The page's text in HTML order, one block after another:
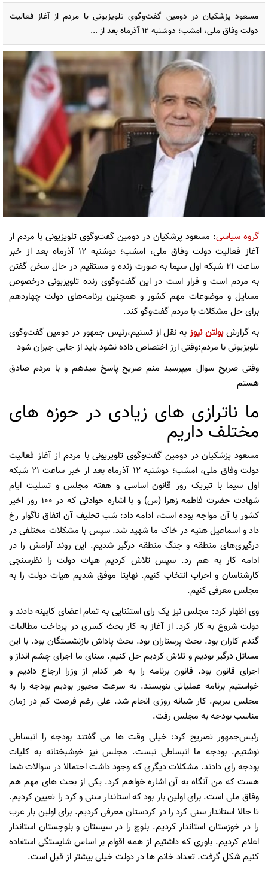
مسعود پزشکیان در دومین گفت‌وگوی تلویزیونی با مردم از آغاز فعالیت
دولت وفاق ملی، امشب؛ دوشنبه ۱۲ آذرماه بعد از ...
گروه سیاسی: مسعود پزشکیان در دومین گفت‌وگوی تلویزیونی با مردم از
آغاز فعالیت دولت وفاق ملی، امشب؛ دوشنبه ۱۲ آذرماه بعد از خبر
ساعت ۲۱ شبکه اول سیما به صورت زنده و مستقیم در حال سخن گفتن
به مردم است و قرار است در این گفت‌وگوی زنده تلویزیونی درخصوص
مسایل و موضوعات مهم کشور و همچنین برنامه‌های دولت چهاردهم
برای حل مشکلات با مردم گفت‌وگو کند.
به گزارشبولتن نیوزبه نقل از تسنیم،رئیس جمهور در دومین گفت‌وگوی
تلویزیونی با مردم:وقتی ارز اختصاص داده نشود باید از جایی جبران شود
وقتی صریح سوال میپرسید منم صریح پاسخ میدهم و با مردم صادق
هستم
ما ناترازی های زیادی در حوزه های
مختلف داریم
مسعود پزشکیان در دومین گفت‌وگوی تلویزیونی با مردم از آغاز فعالیت
دولت وفاق ملی، امشب؛ دوشنبه ۱۲ آذرماه بعد از خبر ساعت ۲۱ شبکه
اول سیما با تبریک روز قانون اساسی و هفته مجلس و تسلیت ایام
شهادت حضرت فاطمه زهرا (س) و با اشاره حوادثی که در ۱۰۰ روز اخیر
کشور با آن مواجه بوده است، ادامه داد: شب تحلیف آن اتفاق ناگوار رخ
داد و اسماعیل هنیه در خاک ما شهید شد. سپس با مشکلات مختلفی در
درگیری‌های منطقه و جنگ منطقه درگیر شدیم. این روند آرامش را در
ادامه کار به هم زد. سپس تلاش کردیم هیات دولت را نظرسنجی
کارشناسان و احزاب انتخاب کنیم. نهایتا موفق شدیم هیات دولت را به
مجلس معرفی کنیم.
وی اظهار کرد: مجلس نیز یک رای استثنایی به تمام اعضای کابینه دادند و
دولت شروع به کار کرد. از آغاز به کار بحث کسری در پرداخت مطالبات
گندم کاران بود. بحث پرستاران بود. بحث پاداش بازنشستگان بود. با این
مسائل درگیر بودیم و تلاش کردیم حل کنیم. مبنای ما اجرای چشم انداز و
اجرای قانون بود. قانون برنامه را به هر کدام از وزرا ارجاع دادیم و
خواستیم برنامه عملیاتی بنویسند. به سرعت مجبور بودیم بودجه را به
مجلس ببریم. کار شبانه روزی انجام شد. علی رغم فرصت کم در زمان
مناسب بودجه به مجلس رفت.
رئیس‌جمهور تصریح کرد: خیلی وقت ها می گفتند بودجه را انبساطی
نوشتیم. بودجه ما انبساطی نیست. مجلس نیز خوشبختانه به کلیات
بودجه رای دادند. مشکلات دیگری که وجود داشت احتمالا در سوالات شما
هست که من آنگاه به آن اشاره خواهم کرد. یکی از بحث های مهم هم
وفاق ملی است. برای اولین بار بود که استاندار سنی و کرد را تعیین کردیم.
تا حالا استاندار سنی کرد را در کردستان معرفی کردیم. برای اولین بار عرب
را در خوزستان استاندار کردیم. بلوچ را در سیستان و بلوچستان استاندار
اعلام کردیم. باوری که داشتیم از همه اقوام بر اساس شایستگی استفاده
کنیم شکل گرفت. تعداد خانم ها در دولت خیلی بیشتر از قبل است.